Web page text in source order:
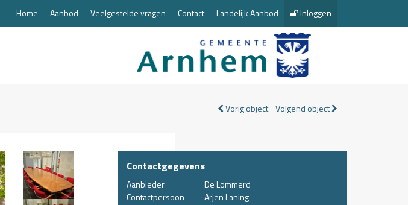
Home Aanbod Veelgestelde vragen Contact Landelijk Aanbod Inloggen
Vorig object Volgend object
Contactgegevens
Aanbieder
De Lommerd
Contactpersoon
Arjen Laning